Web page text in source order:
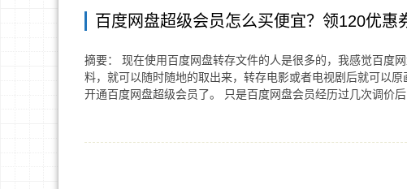
百度网盘超级会员怎么买便宜？领120优惠
摘要： 现在使用百度网盘转存文件的人是很多的，我感觉百度
料，就可以随时随地的取出来，转存电影或者电视剧后就可以
开通百度网盘超级会员了。 只是百度网盘会员经历过几次调价